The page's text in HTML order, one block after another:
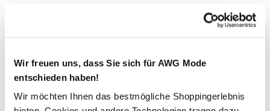
Wir freuen uns, dass Sie sich für AWG Mode
entschieden haben!
Wir möchten Ihnen das bestmögliche Shoppingerlebnis
Pflegehinweise